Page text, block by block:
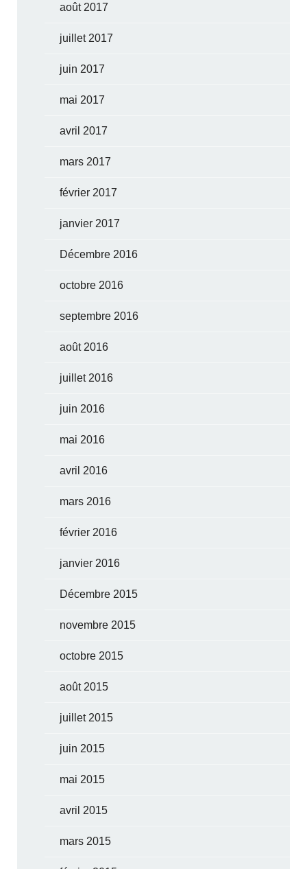
août 2017
juillet 2017
juin 2017
mai 2017
avril 2017
mars 2017
février 2017
janvier 2017
Décembre 2016
octobre 2016
septembre 2016
août 2016
juillet 2016
juin 2016
mai 2016
avril 2016
mars 2016
février 2016
janvier 2016
Décembre 2015
novembre 2015
octobre 2015
août 2015
juillet 2015
juin 2015
mai 2015
avril 2015
mars 2015